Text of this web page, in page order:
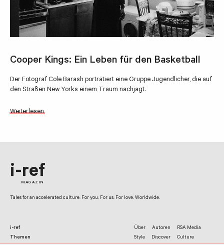
Cooper Kings: Ein Leben für den Basketball
Der Fotograf Cole Barash porträtiert eine Gruppe Jugendlicher, die auf
den Straßen New Yorks einem Traum nachjagt.
Weiterlesen
i-ref
MAGAZIN
Tales for an accelerated culture. For you. For us. For love. Worldwide.
i-ref Über Autoren
RSA Media
Themen
Style Discover
Culture